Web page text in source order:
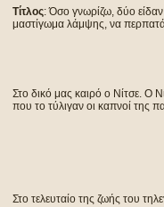
Τίτλος: Όσο γνωρίζω, δύο
μαστίγωμα λάμψης, να περπατά
Στο δικό μας καιρό ο Νίτσε. Ο
που το τύλιγαν οι καπνοί της
Στο τελευταίο της ζωής του